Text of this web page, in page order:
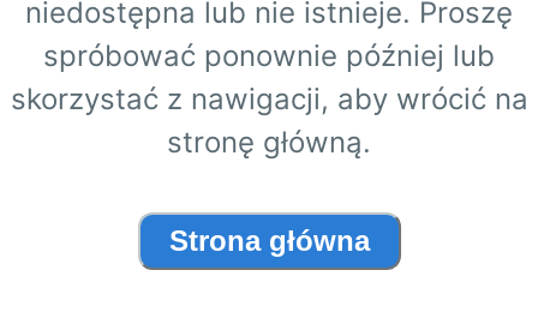
niedostępna lub nie istnieje. Proszę
spróbować ponownie później lub
skorzystać z nawigacji, aby wrócić na
stronę główną.
Strona główna